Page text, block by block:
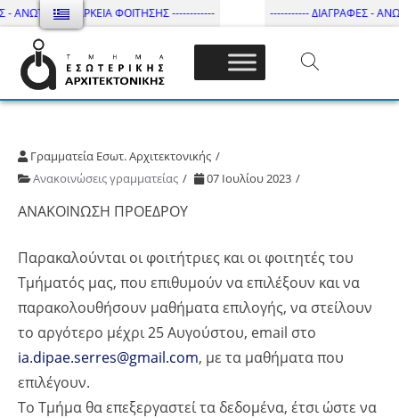
ΑΝΩΤΑΤΗ ΔΙΑΡΚΕΙΑ ΦΟΙΤΗΣΗΣ ------------ ----------- ΔΙΑΓΡΑΦΕΣ -
Τμήμα Εσωτ. Αρχιτεκτονικής – ΔΙ.ΠΑ.Ε
Γραμματεία Εσωτ. Αρχιτεκτονικής
Ανακοινώσεις γραμματείας
07 Ιουλίου 2023
ΑΝΑΚΟΙΝΩΣΗ ΠΡΟΕΔΡΟΥ
Παρακαλούνται οι φοιτήτριες και οι φοιτητές του
Τμήματός μας, που επιθυμούν να επιλέξουν και να
παρακολουθήσουν μαθήματα επιλογής, να στείλουν
το αργότερο μέχρι 25 Αυγούστου, email στο
ia.dipae.serres@gmail.com, με τα μαθήματα που
επιλέγουν.
Το Τμήμα θα επεξεργαστεί τα δεδομένα, έτσι ώστε να